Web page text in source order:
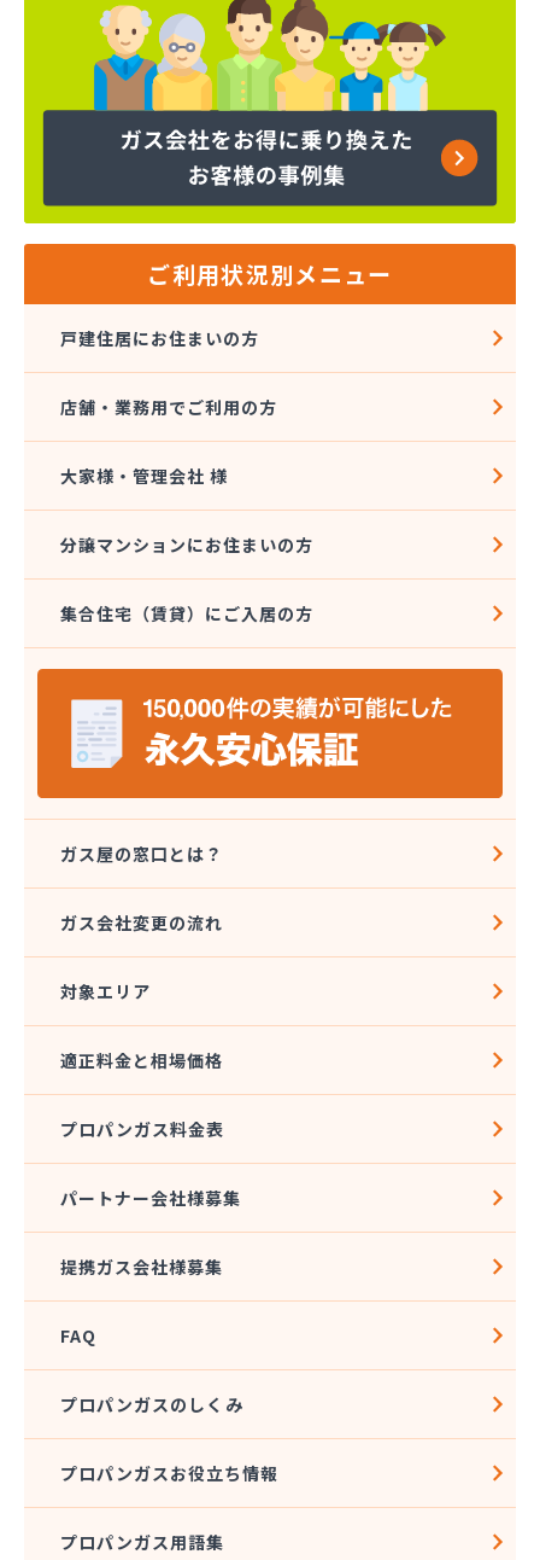
株式会社クレックス 宇都宮営業所
株式会社クレックス 那須塩原営業所
株式会社グローバルエナジー
株式会社グローバルエナジー 石井支店
株式会社コープエナジー 足利営業所
株式会社コボリ・ガス
株式会社サイサン 宇都宮営業所
株式会社サイサン 今市営業所
株式会社サイサン 湯西川営業所
株式会社サイサン 物流管理
株式会社スガマタ
株式会社スミスケ
株式会社ミツウロコ 宇都宮オート営業所
株式会社ミツウロコ 宇都宮西部店
株式会社ミツウロコ 栃木支店
株式会社ミツウロコ 那須店
株式会社ミヤプロ
株式会社ミヤレン
株式会社ヤチネン
株式会社ヤマガス
株式会社稲葉商店
株式会社宇都宮プロパン容器検査工場
株式会社菊泉
株式会社県民ガス保安センター
株式会社高圧容器検査所
株式会社篠田商店
株式会社小野里商店 佐野営業所
株式会社瀬尾本店
株式会社西城
株式会社石沢商店 プロパンガス充填所オートスタ
株式会社石澤商店 宇都宮営業所
株式会社島田
株式会社東親エルピーガス配送センター
株式会社藤田液化燃料
株式会社福冨
株式会社平松総合企画 プロパンガス部
株式会社別井商店
ご利用状況別メニュー
戸建住居にお住まいの方
店舗・業務用でご利用の方
大家様・管理会社 様
分譲マンションにお住まいの方
集合住宅（賃貸）にご入居の方
ガス屋の窓口とは？
ガス会社変更の流れ
対象エリア
適正料金と相場価格
プロパンガス料金表
パートナー会社様募集
提携ガス会社様募集
FAQ
プロパンガスのしくみ
プロパンガスお役立ち情報
プロパンガス用語集